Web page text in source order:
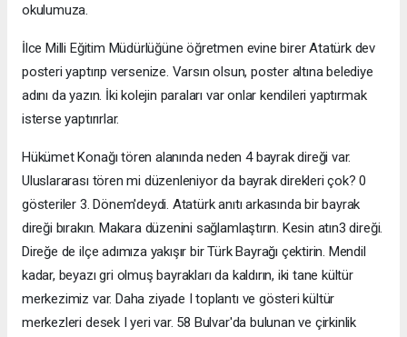
okulumuza.
İlce Milli Eğitim Müdürlüğüne öğretmen evine birer Atatürk dev
posteri yaptırıp versenize. Varsın olsun, poster altına belediye
adını da yazın. İki kolejin paraları var onlar kendileri yaptırmak
isterse yaptırırlar.
Hükümet Konağı tören alanında neden 4 bayrak direği var.
Uluslararası tören mi düzenleniyor da bayrak direkleri çok? 0
gösteriler 3. Dönem'deydi. Atatürk anıtı arkasında bir bayrak
direği bırakın. Makara düzenini sağlamlaştırın. Kesin atın3 direği.
Direğe de ilçe adımıza yakışır bir Türk Bayrağı çektirin. Mendil
kadar, beyazı gri olmuş bayrakları da kaldırın, iki tane kültür
merkezimiz var. Daha ziyade I toplantı ve gösteri kültür
merkezleri desek I yeri var. 58 Bulvar'da bulunan ve çirkinlik